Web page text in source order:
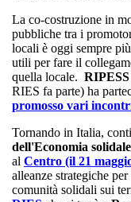
La co-costruzione in
pubbliche tra i
locali è oggi sempre
utili per fare il
quella locale. RIPESS
RIES fa parte) ha
promosso vari
Tornando in Italia,
dell'Economia solidale
al Centro (il 21
alleanze strategiche
comunità solidali sui